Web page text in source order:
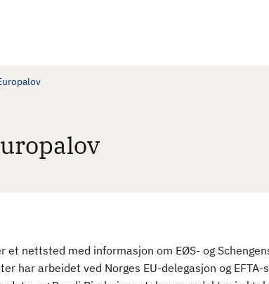
et nettsted med informasjon om EØS- og
har arbeidet ved Norges EU-delegasjon og